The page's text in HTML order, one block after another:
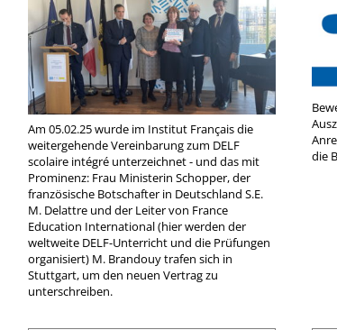
Am 05.02.25 wurde im Institut Français die
weitergehende Vereinbarung zum DELF
scolaire intégré unterzeichnet - und das mit
Prominenz: Frau Ministerin Schopper, der
französische Botschafter in Deutschland S.E.
M. Delattre und der Leiter von France
Education International (hier werden der
weltweite DELF-Unterricht und die Prüfungen
organisiert) M. Brandouy trafen sich in
Stuttgart, um den neuen Vertrag zu
unterschreiben.
die